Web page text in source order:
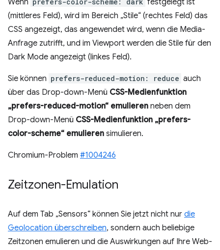
Wenn prefers-color-scheme: dark festgelegt ist
(mittleres Feld), wird im Bereich „Stile“ (rechtes Feld) das
CSS angezeigt, das angewendet wird, wenn die Media-
Anfrage zutrifft, und im Viewport werden die Stile für den
Dark Mode angezeigt (linkes Feld).
Sie können prefers-reduced-motion: reduce auch
über das Drop-down-Menü CSS-Medienfunktion
„prefers-reduced-motion“ emulieren neben dem
Drop-down-Menü CSS-Medienfunktion „prefers-
color-scheme“ emulieren simulieren.
Chromium-Problem #1004246
Zeitzonen-Emulation
Auf dem Tab „Sensors“ können Sie jetzt nicht nur die
Geolocation überschreiben, sondern auch beliebige
Zeitzonen emulieren und die Auswirkungen auf Ihre Web-